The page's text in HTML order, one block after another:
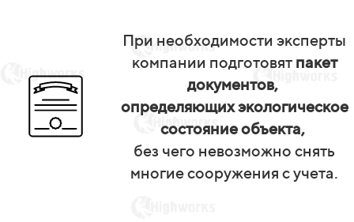
При необходимости эксперты
компании подготовят пакет
документов,
определяющих экологическое
состояние объекта,
без чего невозможно снять
многие сооружения с учета.